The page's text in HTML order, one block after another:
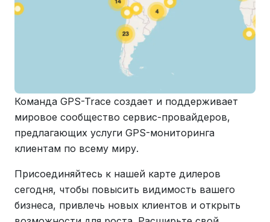
Команда GPS-Trace создает и поддерживает
мировое сообщество сервис-провайдеров,
предлагающих услуги GPS-мониторинга
клиентам по всему миру.
Присоединяйтесь к нашей карте дилеров
сегодня, чтобы повысить видимость вашего
бизнеса, привлечь новых клиентов и открыть